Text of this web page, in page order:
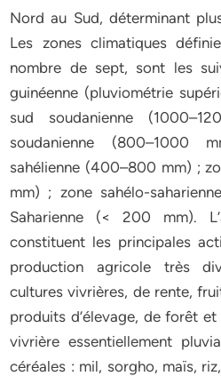
Nord au Sud, déterminant
Les zones climatiques
nombre de sept, sont les
guinéenne (pluviométrie
sud soudanienne
soudanienne (800–1000
sahélienne (400–800 mm) ;
mm) ; zone sahélo-
Saharienne (< 200 mm).
constituent les principales
production agricole très
cultures vivrières, de rente,
produits d’élevage, de forêt
vivrière essentiellement
céréales : mil, sorgho, maïs,